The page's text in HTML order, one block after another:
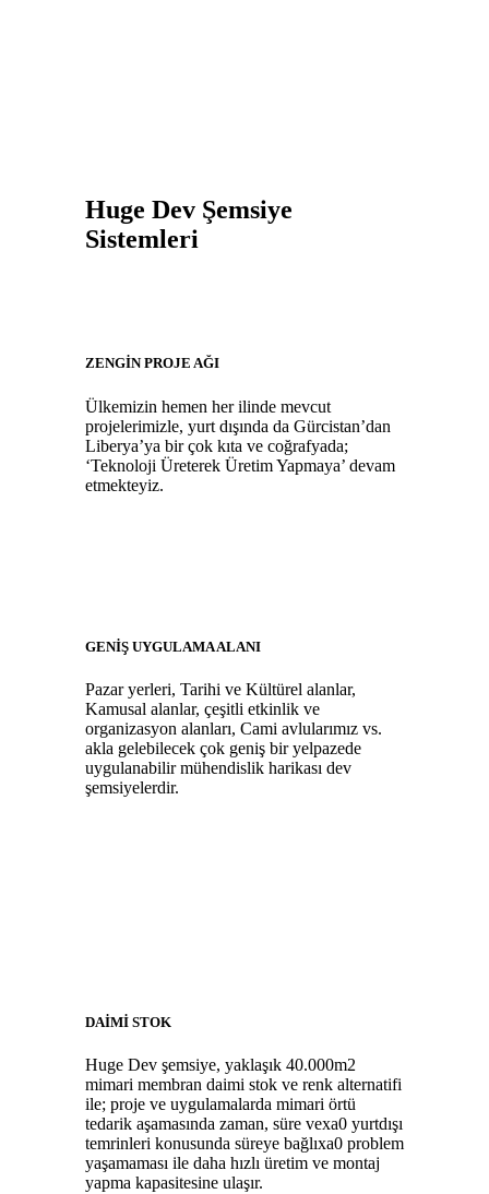
Huge Dev Şemsiye
Sistemleri
ZENGİN PROJE AĞI
Ülkemizin hemen her ilinde mevcut
projelerimizle, yurt dışında da Gürcistan’dan
Liberya’ya bir çok kıta ve coğrafyada;
‘Teknoloji Üreterek Üretim Yapmaya’ devam
etmekteyiz.
GENİŞ UYGULAMA ALANI
Pazar yerleri, Tarihi ve Kültürel alanlar,
Kamusal alanlar, çeşitli etkinlik ve
organizasyon alanları, Cami avlularımız vs.
akla gelebilecek çok geniş bir yelpazede
uygulanabilir mühendislik harikası dev
şemsiyelerdir.
DAİMİ STOK
Huge Dev şemsiye, yaklaşık 40.000m2
mimari membran daimi stok ve renk alternatifi
ile; proje ve uygulamalarda mimari örtü
tedarik aşamasında zaman, süre vexa0 yurtdışı
temrinleri konusunda süreye bağlıxa0 problem
yaşamaması ile daha hızlı üretim ve montaj
yapma kapasitesine ulaşır.